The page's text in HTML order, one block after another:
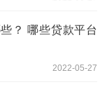
？ 哪些贷款平台
2022-05-27